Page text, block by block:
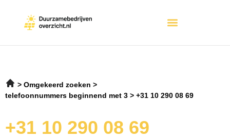
Omgekeerd zoeken
telefoonnummers beginnend met 3
+31 10 290 08 69
+31 10 290 08 69